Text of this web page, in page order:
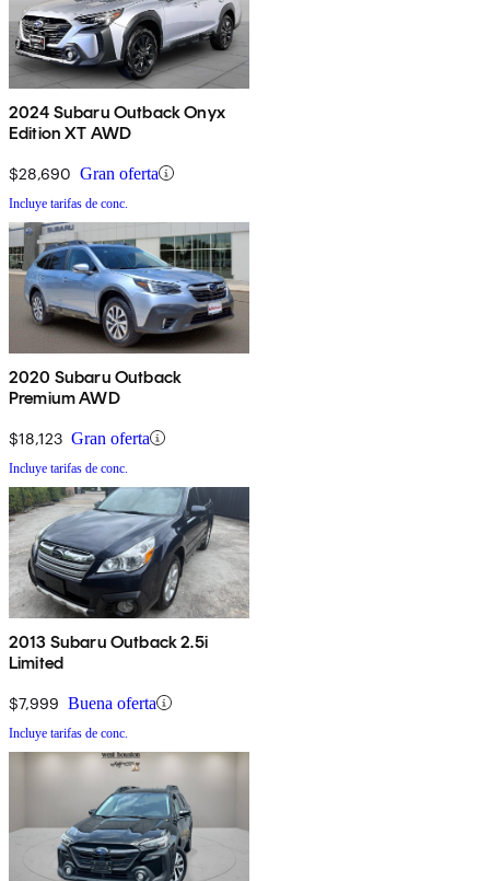
2024 Subaru Outback Onyx
Edition XT AWD
$28,690 Gran oferta
Incluye tarifas de conc.
2020 Subaru Outback
Premium AWD
$18,123 Gran oferta
Incluye tarifas de conc.
2013 Subaru Outback 2.5i
Limited
$7,999 Buena oferta
Incluye tarifas de conc.